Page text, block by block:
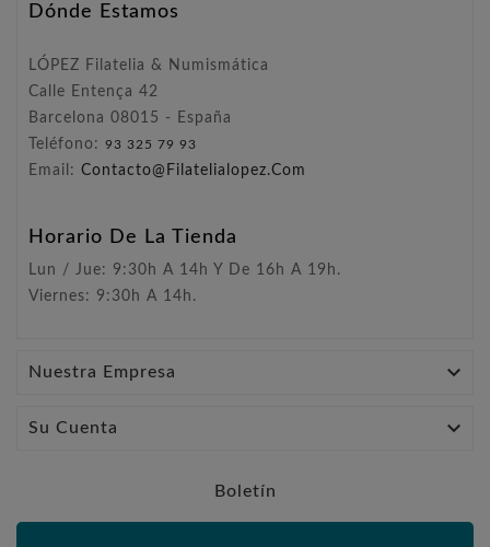
Dónde Estamos
LÓPEZ Filatelia & Numismática
Calle Entença 42
Barcelona 08015 - España
Teléfono: 93 325 79 93
Email: Contacto@filatelialopez.com
Horario De La Tienda
Lun / Jue: 9:30h A 14h Y De 16h A 19h.
Viernes: 9:30h A 14h.
Nuestra Empresa 
Su Cuenta 
Boletín